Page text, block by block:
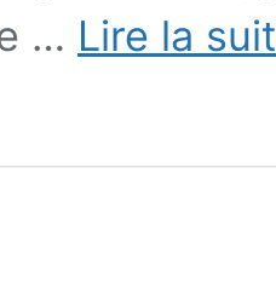
… Lire la